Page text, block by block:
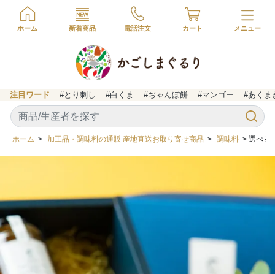
ホーム 新着商品 電話注文 カート
注目ワード #とり刺し #白くま #ぢゃんぼ餅 #マンゴー #あくま
ホーム > 加工品・調味料の通販 産地直送お取り寄せ商品 > 調味料 > 選べる